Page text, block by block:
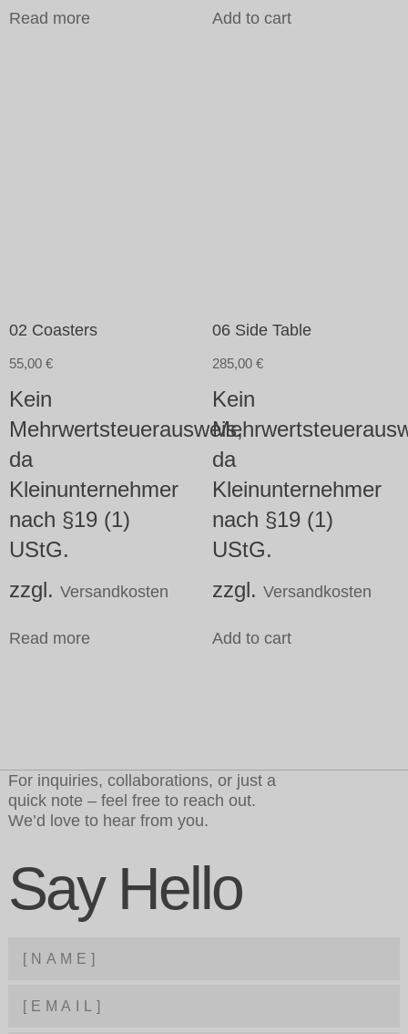
Read more Add to cart
02 Coasters
55,00 €
Kein
Mehrwertsteuerausweis,
da
Kleinunternehmer
nach §19 (1)
UStG.
zzgl. Versandkosten
Read more
06 Side Table
285,00 €
Kein
da
Kleinunternehmer
nach §19 (1)
UStG.
zzgl. Versandkosten
Add to cart
Say Hello
For inquiries, collaborations, or just a
quick note – feel free to reach out.
We’d love to hear from you.